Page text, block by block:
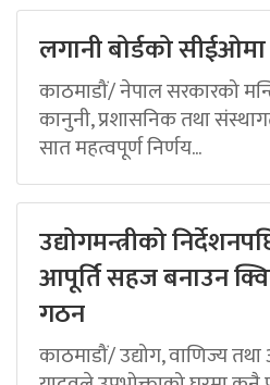
लगानी बोर्डको सीईओमा
काठमाडौं/ नेपाल सरकारको
कानुनी, प्रशासनिक तथा
सात महत्वपूर्ण निर्णय...
उद्योगमन्त्रीको
आपूर्ति सहज बनाउन
गठन
काठमाडौं/ उद्योग, वाणिज्य तथा